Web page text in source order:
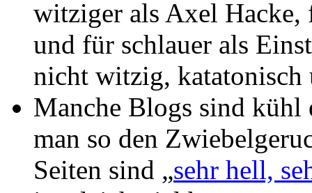
witziger als Axel Hacke,
und für schlauer als
nicht witzig, katatonisch
Manche Blogs sind kühl
man so den
Seiten sind „sehr hell,